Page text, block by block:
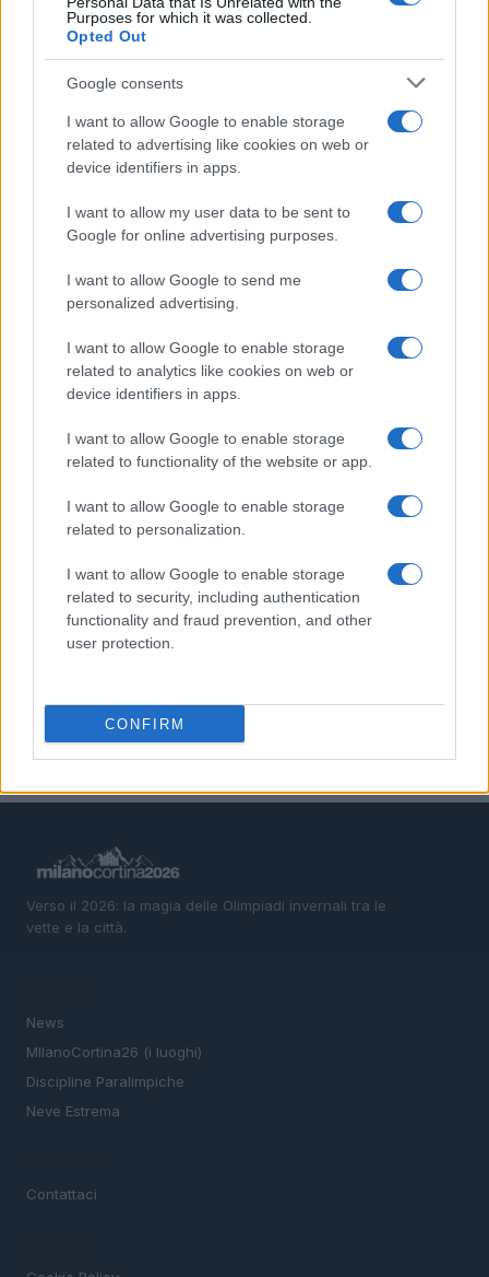
Purposes for which it was collected.
Opted Out
Google consents
I want to allow Google to enable storage
related to advertising like cookies on web or
device identifiers in apps.
I want to allow my user data to be sent to
Google for online advertising purposes.
I want to allow Google to send me
personalized advertising.
I want to allow Google to enable storage
related to analytics like cookies on web or
device identifiers in apps.
I want to allow Google to enable storage
related to functionality of the website or app.
I want to allow Google to enable storage
related to personalization.
I want to allow Google to enable storage
related to security, including authentication
functionality and fraud prevention, and other
user protection.
CONFIRM
Bocciature scolastiche: i casi giudiziari che hanno
Marco Tessari · 3 Ago 2026
PIÙ LETTI
Scopri le Olimpiadi Milano Cortina: Sport, Cultura e
Innovazione per un Futuro Sostenibile
pratiche e prezzi chiari
estremo in Europa e oltre
Bob Dylan in concerto: date e luoghi delle esibizioni
italiane di novembre 2026
Verso il 2026: la magia delle Olimpiadi invernali tra le
vette e la città.
News
MIlanoCortina26 (i luoghi)
Discipline Paralimpiche
Neve Estrema
Contattaci